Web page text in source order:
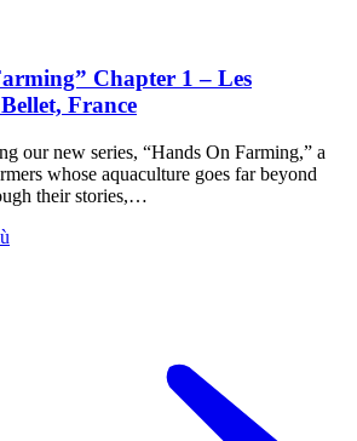
Chapter 1 – Les
France
our new series, “Hands On Farming,” a
whose aquaculture goes far beyond
their stories,…